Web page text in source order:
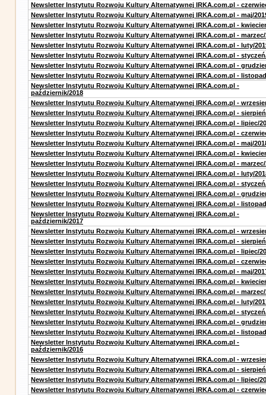
Newsletter Instytutu Rozwoju Kultury Alternatywnej IRKA.com.pl -
Newsletter Instytutu Rozwoju Kultury Alternatywnej IRKA.com.pl - maj/
Newsletter Instytutu Rozwoju Kultury Alternatywnej IRKA.com.pl -
Newsletter Instytutu Rozwoju Kultury Alternatywnej IRKA.com.pl - marzec/
Newsletter Instytutu Rozwoju Kultury Alternatywnej IRKA.com.pl - luty/
Newsletter Instytutu Rozwoju Kultury Alternatywnej IRKA.com.pl -
Newsletter Instytutu Rozwoju Kultury Alternatywnej IRKA.com.pl -
Newsletter Instytutu Rozwoju Kultury Alternatywnej IRKA.com.pl -
Newsletter Instytutu Rozwoju Kultury Alternatywnej IRKA.com.pl -
październik/2018
Newsletter Instytutu Rozwoju Kultury Alternatywnej IRKA.com.pl -
Newsletter Instytutu Rozwoju Kultury Alternatywnej IRKA.com.pl -
Newsletter Instytutu Rozwoju Kultury Alternatywnej IRKA.com.pl - lipiec/
Newsletter Instytutu Rozwoju Kultury Alternatywnej IRKA.com.pl -
Newsletter Instytutu Rozwoju Kultury Alternatywnej IRKA.com.pl - maj/
Newsletter Instytutu Rozwoju Kultury Alternatywnej IRKA.com.pl -
Newsletter Instytutu Rozwoju Kultury Alternatywnej IRKA.com.pl - marzec/
Newsletter Instytutu Rozwoju Kultury Alternatywnej IRKA.com.pl - luty/
Newsletter Instytutu Rozwoju Kultury Alternatywnej IRKA.com.pl -
Newsletter Instytutu Rozwoju Kultury Alternatywnej IRKA.com.pl -
Newsletter Instytutu Rozwoju Kultury Alternatywnej IRKA.com.pl -
Newsletter Instytutu Rozwoju Kultury Alternatywnej IRKA.com.pl -
październik/2017
Newsletter Instytutu Rozwoju Kultury Alternatywnej IRKA.com.pl -
Newsletter Instytutu Rozwoju Kultury Alternatywnej IRKA.com.pl -
Newsletter Instytutu Rozwoju Kultury Alternatywnej IRKA.com.pl - lipiec/
Newsletter Instytutu Rozwoju Kultury Alternatywnej IRKA.com.pl -
Newsletter Instytutu Rozwoju Kultury Alternatywnej IRKA.com.pl - maj/
Newsletter Instytutu Rozwoju Kultury Alternatywnej IRKA.com.pl -
Newsletter Instytutu Rozwoju Kultury Alternatywnej IRKA.com.pl - marzec/
Newsletter Instytutu Rozwoju Kultury Alternatywnej IRKA.com.pl - luty/
Newsletter Instytutu Rozwoju Kultury Alternatywnej IRKA.com.pl -
Newsletter Instytutu Rozwoju Kultury Alternatywnej IRKA.com.pl -
Newsletter Instytutu Rozwoju Kultury Alternatywnej IRKA.com.pl -
Newsletter Instytutu Rozwoju Kultury Alternatywnej IRKA.com.pl -
październik/2016
Newsletter Instytutu Rozwoju Kultury Alternatywnej IRKA.com.pl -
Newsletter Instytutu Rozwoju Kultury Alternatywnej IRKA.com.pl -
Newsletter Instytutu Rozwoju Kultury Alternatywnej IRKA.com.pl - lipiec/
Newsletter Instytutu Rozwoju Kultury Alternatywnej IRKA.com.pl -